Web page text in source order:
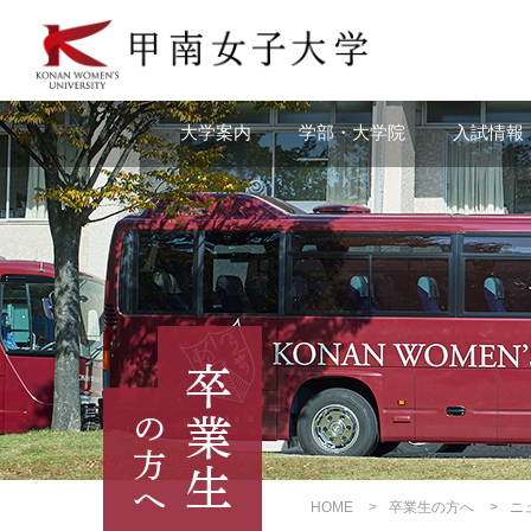
リ
ン
ク
ナ
ビ
ー
シ
ョ
ン
へ
の
リ
ン
ク
大学案内 学部・大学院 入試情報
HOME 卒業生の方へ ニ